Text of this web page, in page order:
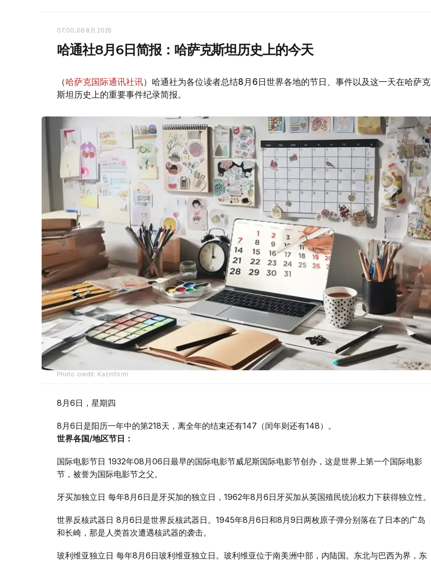
07:00, 06 8月 2026
哈通社8月6日简报：哈萨克斯坦历史上的今天
（哈萨克国际通讯社讯）哈通社为各位读者总结8月6日世界各地的节日、事件以及这一天在哈萨克
斯坦历史上的重要事件纪录简报。
Photo credit: Kazinform
8月6日，星期四
8月6日是阳历一年中的第218天，离全年的结束还有147（闰年则还有148）。
世界各国/地区节日：
国际电影节日 1932年08月06日最早的国际电影节威尼斯国际电影节创办，这是世界上第一个国际电影
节，被誉为国际电影节之父。
牙买加独立日 每年8月6日是牙买加的独立日，1962年8月6日牙买加从英国殖民统治权力下获得独立性。
世界反核武器日 8月6日是世界反核武器日。1945年8月6日和8月9日两枚原子弹分别落在了日本的广岛
和长崎，那是人类首次遭遇核武器的袭击。
玻利维亚独立日 每年8月6日玻利维亚独立日。玻利维亚位于南美洲中部，内陆国。东北与巴西为界，东